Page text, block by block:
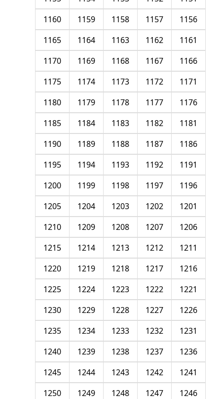
1156
1157
1158
1159
1160
1161
1162
1163
1164
1165
1166
1167
1168
1169
1170
1171
1172
1173
1174
1175
1176
1177
1178
1179
1180
1181
1182
1183
1184
1185
1186
1187
1188
1189
1190
1191
1192
1193
1194
1195
1196
1197
1198
1199
1200
1201
1202
1203
1204
1205
1206
1207
1208
1209
1210
1211
1212
1213
1214
1215
1216
1217
1218
1219
1220
1221
1222
1223
1224
1225
1226
1227
1228
1229
1230
1231
1232
1233
1234
1235
1236
1237
1238
1239
1240
1241
1242
1243
1244
1245
1246
1247
1248
1249
1250